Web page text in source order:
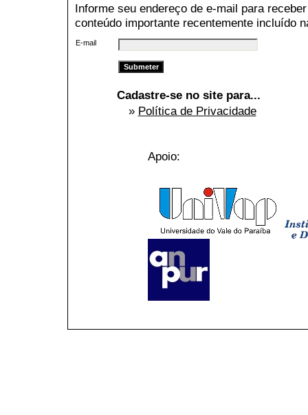
Informe seu endereço de e-mail para
conteúdo importante recentemente incluído
E-mail
Cadastre-se no site para...
» Política de Privacidade
Apoio: